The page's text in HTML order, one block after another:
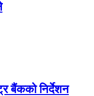
बैंकको निर्देशन